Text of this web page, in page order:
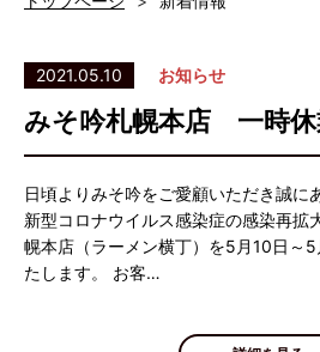
2021.05.10 お知らせ
みそ吟札幌本店 一時
日頃よりみそ吟をご愛顧いただき誠に
新型コロナウイルス感染症の感染再拡
幌本店（ラーメン横丁）を5月10日～
たします。 お客…